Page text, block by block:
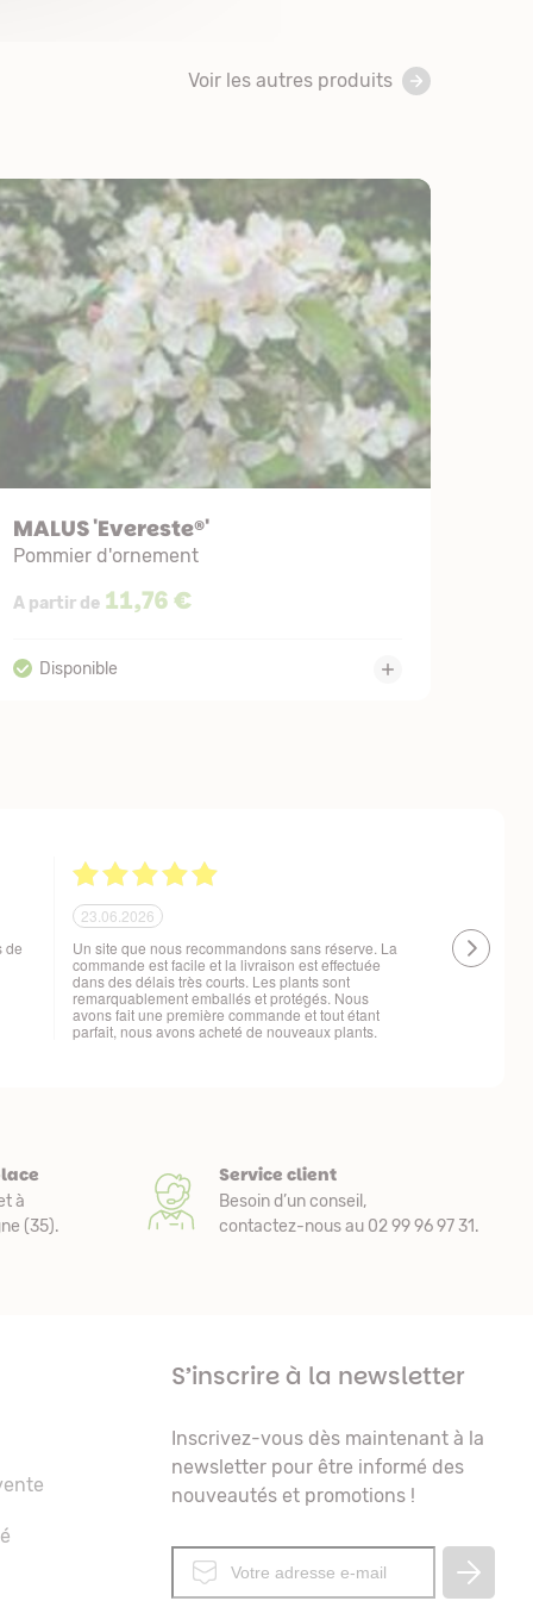
Voir les autres produits
MALUS 'Evereste®'
Pommier d'ornement
A partir de 11,76 €
!
21.06.2026
Ras, la livraison est conforme à mes attentes
Livraison à
à
(35).
Service client
Besoin d’un conseil,
contactez-nous au 02 99 96 97 31.
S’inscrire à la newsletter
Inscrivez-vous dès maintenant à la
newsletter pour être informé des
nouveautés et promotions !